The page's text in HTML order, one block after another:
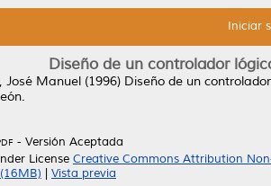
Iniciar
Diseño de un controlador
José Manuel (1996) Diseño de un
- Versión Aceptada
License Creative Commons Attribution
Vista previa